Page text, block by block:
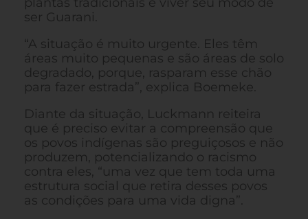
ser Guarani.
“A situação é muito urgente. Eles têm
áreas muito pequenas e são áreas de solo
degradado, porque, rasparam esse chão
para fazer estrada”, explica Boemeke.
Diante da situação, Luckmann reiteira
que é preciso evitar a compreensão que
os povos indígenas são preguiçosos e não
produzem, potencializando o racismo
contra eles, “uma vez que tem toda uma
estrutura social que retira desses povos
as condições para uma vida digna”.